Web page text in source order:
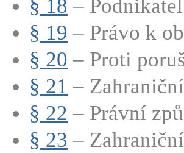
§ 18 –
§ 19 – Právo k
§ 20 – Proti
§ 21 –
§ 22 – Právní
§ 23 –